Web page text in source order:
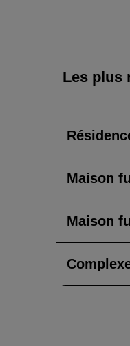
Les plus
Maison
Maison